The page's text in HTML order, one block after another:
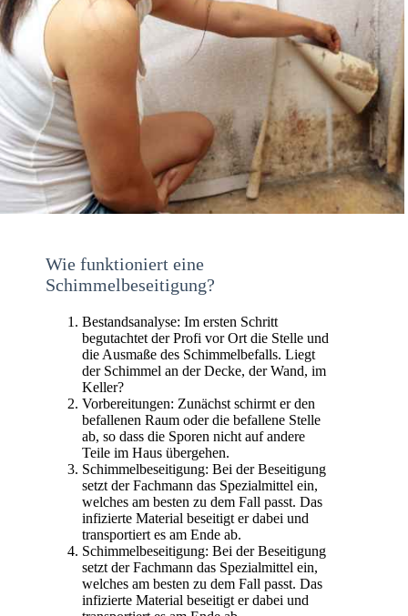
Wie funktioniert eine
Schimmelbeseitigung?
Bestandsanalyse: Im ersten Schritt
begutachtet der Profi vor Ort die Stelle und
die Ausmaße des Schimmelbefalls. Liegt
der Schimmel an der Decke, der Wand, im
Keller?
Vorbereitungen: Zunächst schirmt er den
befallenen Raum oder die befallene Stelle
ab, so dass die Sporen nicht auf andere
Teile im Haus übergehen.
Schimmelbeseitigung: Bei der Beseitigung
setzt der Fachmann das Spezialmittel ein,
welches am besten zu dem Fall passt. Das
infizierte Material beseitigt er dabei und
transportiert es am Ende ab.
Schimmelbeseitigung: Bei der Beseitigung
setzt der Fachmann das Spezialmittel ein,
welches am besten zu dem Fall passt. Das
infizierte Material beseitigt er dabei und